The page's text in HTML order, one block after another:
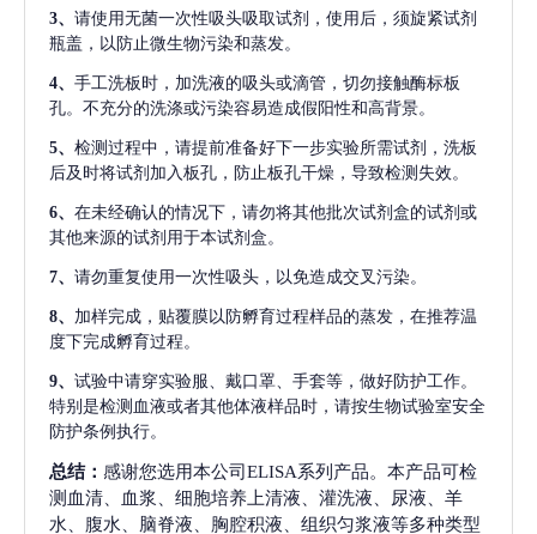
3、 请使用无菌一次性吸头吸取试剂，使用后，须旋紧试剂
瓶盖，以防止微生物污染和蒸发。
4、 手工洗板时，加洗液的吸头或滴管，切勿接触酶标板
孔。不充分的洗涤或污染容易造成假阳性和高背景。
5、 检测过程中，请提前准备好下一步实验所需试剂，洗板
后及时将试剂加入板孔，防止板孔干燥，导致检测失效。
6、 在未经确认的情况下，请勿将其他批次试剂盒的试剂或
其他来源的试剂用于本试剂盒。
7、 请勿重复使用一次性吸头，以免造成交叉污染。
8、 加样完成，贴覆膜以防孵育过程样品的蒸发，在推荐温
度下完成孵育过程。
9、 试验中请穿实验服、戴口罩、手套等，做好防护工作。
特别是检测血液或者其他体液样品时，请按生物试验室安全
防护条例执行。
总结： 感谢您选用本公司ELISA系列产品。本产品可检
测血清、血浆、细胞培养上清液、灌洗液、尿液、羊
水、腹水、脑脊液、胸腔积液、组织匀浆液等多种类型